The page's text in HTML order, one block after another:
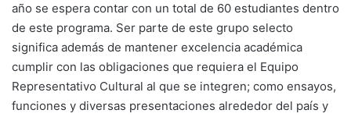
año se espera contar con un total de 60 estudiantes dentro
de este programa. Ser parte de este grupo selecto
significa además de mantener excelencia académica
cumplir con las obligaciones que requiera el Equipo
Representativo Cultural al que se integren; como ensayos,
funciones y diversas presentaciones alrededor del país y